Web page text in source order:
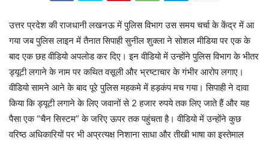
उत्तर प्रदेश की राजधानी लखनऊ में पुलिस विभाग उस समय चर्चा के केंद्र में आ
गया जब पुलिस लाइन में तैनात सिपाही सुनील शुक्ला ने सोशल मीडिया पर एक के
बाद एक छह वीडियो अपलोड कर दिए। इन वीडियो में उन्होंने पुलिस विभाग के भीतर
ड्यूटी लगाने के नाम पर कथित वसूली और भ्रष्टाचार के गंभीर आरोप लगाए।
वीडियो सामने आने के बाद पूरे पुलिस महकमे में हड़कंप मच गया। सिपाही ने दावा
किया कि ड्यूटी लगाने के लिए जवानों से 2 हजार रुपये तक लिए जाते हैं और यह
पैसा एक “चैन सिस्टम” के जरिए ऊपर तक पहुंचता है। वीडियो में उन्होंने कुछ
वरिष्ठ अधिकारियों पर भी अप्रत्यक्ष निशाना साधा और तीखी भाषा का इस्तेमाल